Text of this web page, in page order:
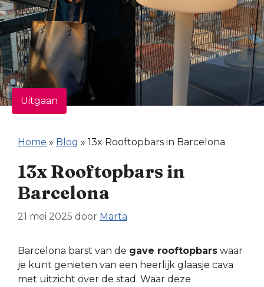
Uitgaan
Home » Blog » 13x Rooftopbars in Barcelona
13x Rooftopbars in
Barcelona
21 mei 2025 door Marta
Barcelona barst van de gave rooftopbars waar
je kunt genieten van een heerlijk glaasje cava
met uitzicht over de stad. Waar deze